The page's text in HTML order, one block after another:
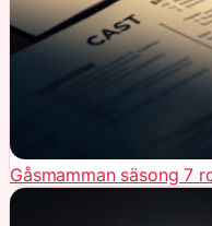
Gåsmamman säsong 7